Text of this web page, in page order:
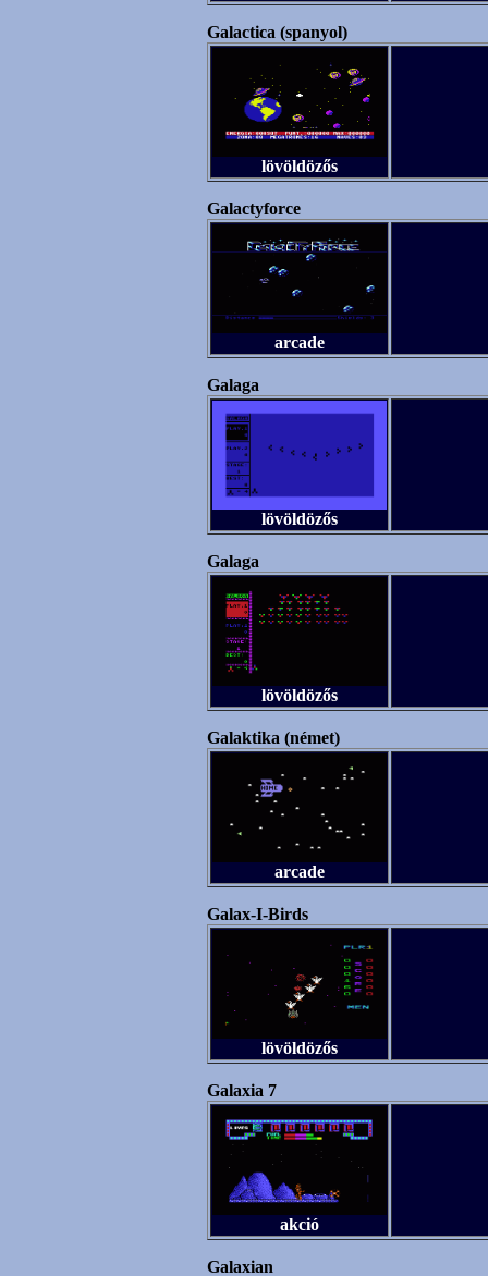
Galactica (spanyol)
lövöldözős
Galactyforce
arcade
Galaga
lövöldözős
Galaga
lövöldözős
Galaktika (német)
arcade
Galax-I-Birds
lövöldözős
Galaxia 7
akció
Galaxian